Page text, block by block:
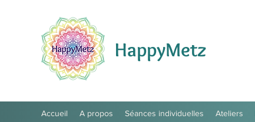
HappyMetz
Accueil A propos Séances individuelles Ateliers